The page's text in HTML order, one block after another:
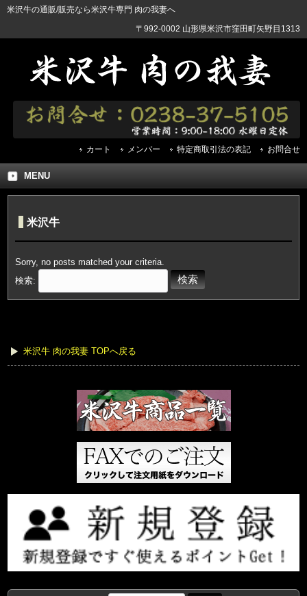
米沢牛の通販/販売なら米沢牛専門 肉の我妻へ
〒992-0002 山形県米沢市窪田町矢野目1313
カート メンバー 特定商取引法の表記 お問合せ
MENU
米沢牛
Sorry, no posts matched your criteria.
検索:
米沢牛 肉の我妻 TOPへ戻る